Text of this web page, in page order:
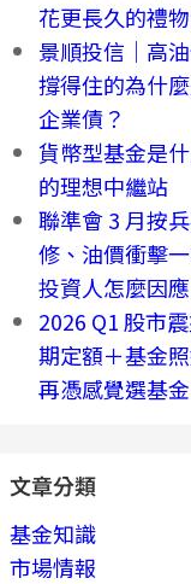
花更長久的禮
景順投信｜高
撐得住的為什
企業債？
貨幣型基金是
的理想中繼站
聯準會 3 月按
修、油價衝擊
投資人怎麼因
2026 Q1 股市
期定額＋基金
再憑感覺選基金
文章分類
基金知識
市場情報